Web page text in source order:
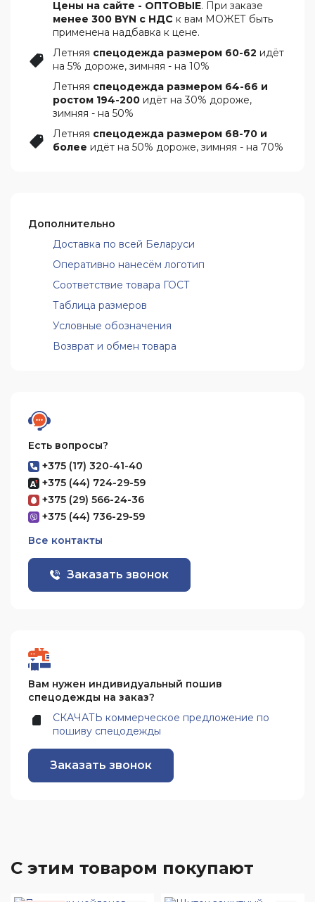
Цены на сайте - ОПТОВЫЕ. При заказе
менее 300 BYN с НДС к вам МОЖЕТ быть
применена надбавка к цене.
Летняя спецодежда размером 60-62 идёт
на 5% дороже, зимняя - на 10%
Летняя спецодежда размером 64-66 и
ростом 194-200 идёт на 30% дороже,
зимняя - на 50%
Летняя спецодежда размером 68-70 и
более идёт на 50% дороже, зимняя - на 70%
Дополнительно
Доставка по всей Беларуси
Оперативно нанесём логотип
Соответствие товара ГОСТ
Таблица размеров
Условные обозначения
Возврат и обмен товара
Есть вопросы?
+375 (17) 320-41-40
+375 (44) 724-29-59
+375 (29) 566-24-36
+375 (44) 736-29-59
Все контакты
Заказать звонок
Вам нужен индивидуальный пошив
спецодежды на заказ?
СКАЧАТЬ коммерческое предложение по
пошиву спецодежды
Заказать звонок
С этим товаром покупают